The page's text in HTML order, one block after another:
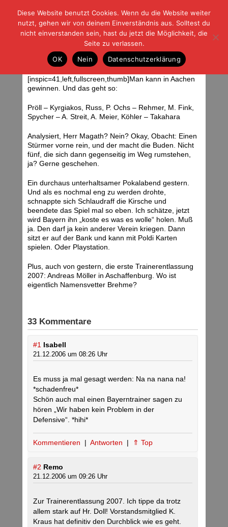
| | |BLOG-GFußball und der Rest
HOME|REGELN|IMPRESSUM |DATENSCHUTZ
Huhu, Herr Magath!
Donnerstag, 21.12.06 | 06:34 Uhr
[inspic=41,left,fullscreen,thumb]Man kann in Aachen
gewinnen. Und das geht so:
Pröll – Kyrgiakos, Russ, P. Ochs – Rehmer, M. Fink,
Spycher – A. Streit, A. Meier, Köhler – Takahara
Analysiert, Herr Magath? Nein? Okay, Obacht: Einen
Stürmer vorne rein, und der macht die Buden. Nicht
fünf, die sich dann gegenseitig im Weg rumstehen,
ja? Gerne geschehen.
Ein durchaus unterhaltsamer Pokalabend gestern.
Und als es nochmal eng zu werden drohte,
schnappte sich Schlaudraff die Kirsche und
beendete das Spiel mal so eben. Ich schätze, jetzt
wird Bayern ihn „koste es was es wolle“ holen. Muß
ja. Den darf ja kein anderer Verein kriegen. Dann
sitzt er auf der Bank und kann mit Poldi Karten
spielen. Oder Playstation.
Plus, auch von gestern, die erste Trainerentlassung
2007: Andreas Möller in Aschaffenburg. Wo ist
eigentlich Namensvetter Brehme?
33 Kommentare
#1 Isabell
21.12.2006 um 08:26 Uhr
Es muss ja mal gesagt werden: Na na nana na!
*schadenfreu*
Schön auch mal einen Bayerntrainer sagen zu
hören „Wir haben kein Problem in der
Defensive“. *hihi*
Kommentieren | Antworten | ⇑ Top
#2 Remo
21.12.2006 um 09:26 Uhr
Zur Trainerentlassung 2007. Ich tippe da trotz
allem stark auf Hr. Doll! Vorstandsmitglied K.
Kraus hat definitiv den Durchblick wie es geht.
Diese Website benutzt Cookies. Wenn du die Website weiter
nutzt, gehen wir von deinem Einverständnis aus. Solltest du
nicht einverstanden sein, hast du jetzt die Möglichkeit, die
Seite zu verlassen.
OK
Nein Datenschutzerklärung